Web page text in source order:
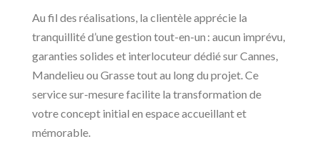
Au fil des réalisations, la clientèle apprécie la
tranquillité d’une gestion tout-en-un : aucun imprévu,
garanties solides et interlocuteur dédié sur Cannes,
Mandelieu ou Grasse tout au long du projet. Ce
service sur-mesure facilite la transformation de
votre concept initial en espace accueillant et
mémorable.